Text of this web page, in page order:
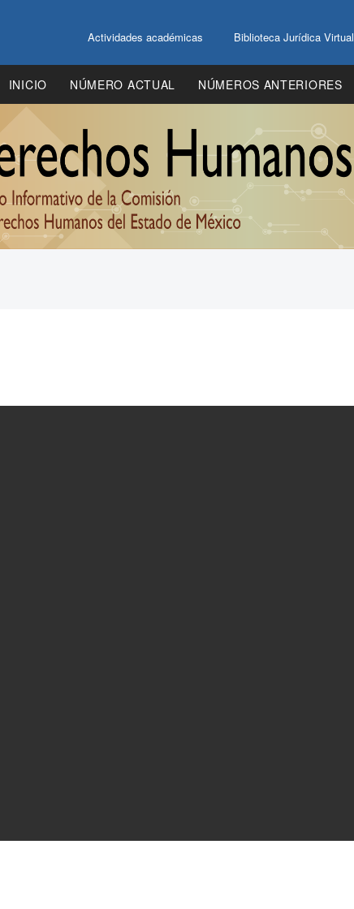
Actividades académicas Biblioteca Jurídica Virtual
INICIO NÚMERO ACTUAL NÚMEROS ANTERIORES